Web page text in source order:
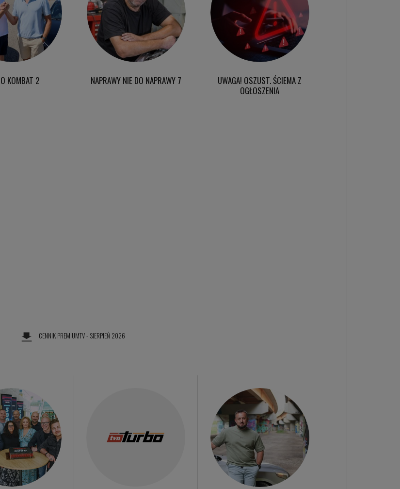
KOMBAT 2 NAPRAWY NIE DO NAPRAWY 7
UWAGA! OSZUST. ŚCIEMA Z
OGŁOSZENIA
CENNIK PREMIUMTV - SIERPIEŃ 2026